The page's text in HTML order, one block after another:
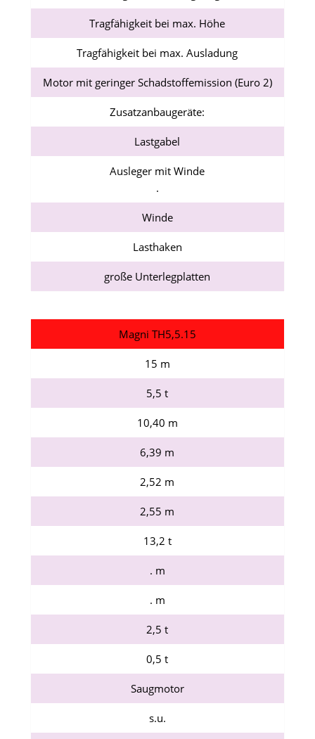
Tragfähigkeit bei max. Höhe
Tragfähigkeit bei max. Ausladung
Motor mit geringer Schadstoffemission (Euro 2)
Zusatzanbaugeräte:
Lastgabel
Ausleger mit Winde
.
Winde
Lasthaken
große Unterlegplatten
Magni TH5,5.15
15 m
5,5 t
10,40 m
6,39 m
2,52 m
2,55 m
13,2 t
. m
. m
2,5 t
0,5 t
Saugmotor
s.u.